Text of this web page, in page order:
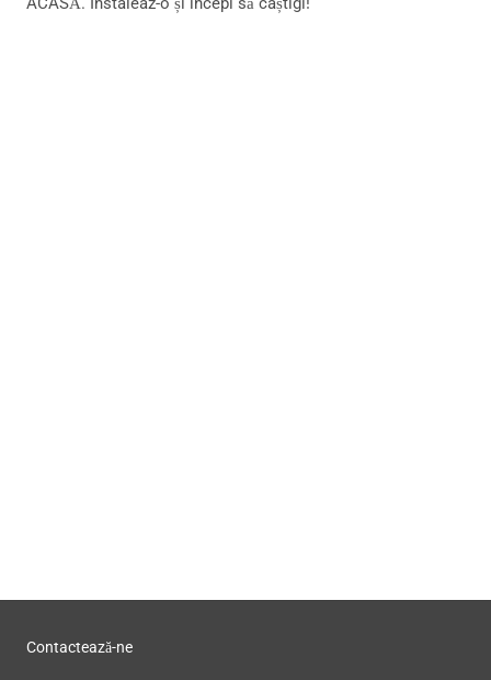
Contactează-ne